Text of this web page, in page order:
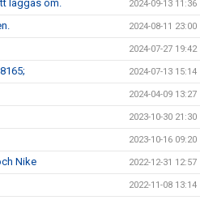
läggas om. 2024-09-13 11:36
2024-08-11 23:00
2024-07-27 19:42
2024-07-13 15:14
2024-04-09 13:27
2023-10-30 21:30
2023-10-16 09:20
Nike 2022-12-31 12:57
2022-11-08 13:14